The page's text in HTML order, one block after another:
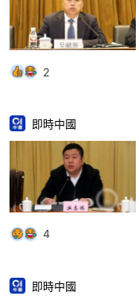
2
即時中國
4
即時中國